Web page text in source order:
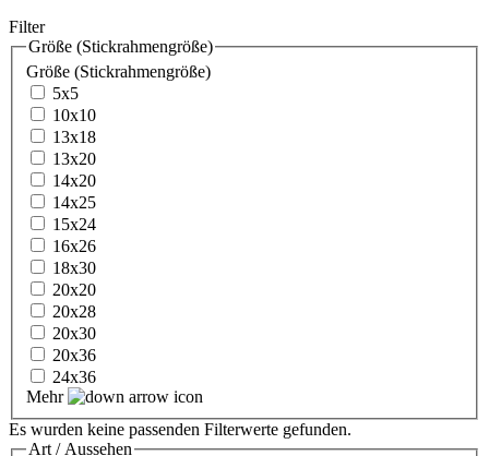
Filter
Größe (Stickrahmengröße)
Größe (Stickrahmengröße)
5x5
10x10
13x18
13x20
14x20
14x25
15x24
16x26
18x30
20x20
20x28
20x30
20x36
24x36
Mehr
Es wurden keine passenden Filterwerte gefunden.
Art / Aussehen